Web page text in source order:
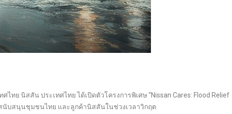
ย นิสสัน ประเทศไทย ได้เปิดตัวโครงการพิเศษ “Nissan Cares: Flood Relief
นับสนุนชุมชนไทย และลูกค้านิสสันในช่วงเวลาวิกฤต